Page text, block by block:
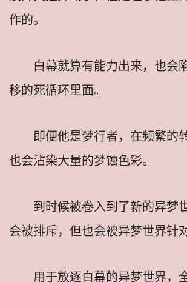
作的。
白幕就算有能力出来，也会
移的死循环里面。
即便他是梦行者，在频繁的
也会沾染大量的梦蚀色彩。
到时候被卷入到了新的异梦
会被排斥，但也会被异梦世界针对
用于放逐白幕的异梦世界，